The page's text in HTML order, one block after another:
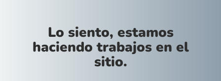
Lo siento, estamos
haciendo trabajos en el
sitio.